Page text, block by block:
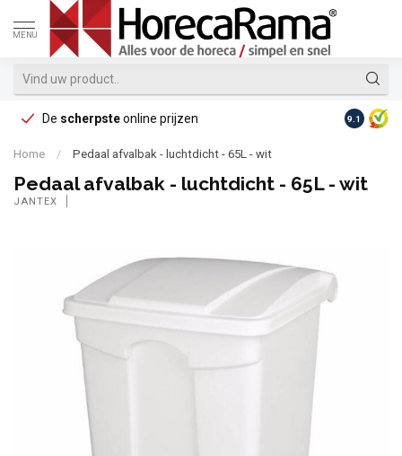
MENU
De scherpsteonline prijzen Op
9.1
Home / Pedaal afvalbak - luchtdicht - 65L - wit
Pedaal afvalbak - luchtdicht - 65L - wit
JANTEX